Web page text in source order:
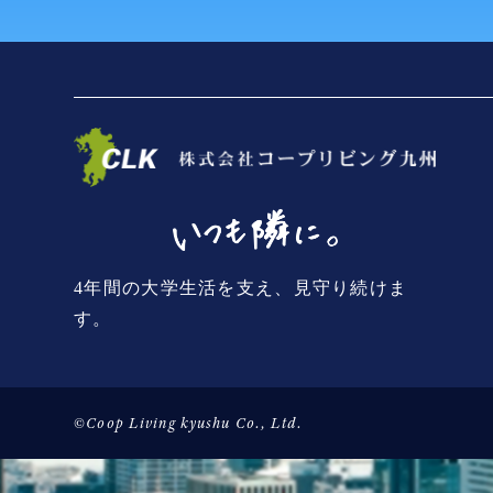
4年間の大学生活を支え、見守り続けま
す。
©Coop Living kyushu Co., Ltd.